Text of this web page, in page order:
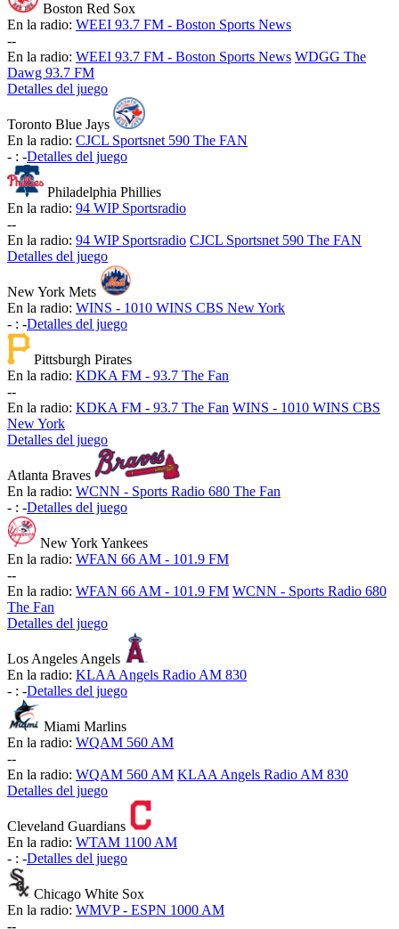
Boston Red Sox
En la radio: WEEI 93.7 FM - Boston Sports News
--
En la radio: WEEI 93.7 FM - Boston Sports News WDGG The
Dawg 93.7 FM
Detalles del juego
Toronto Blue Jays
En la radio: CJCL Sportsnet 590 The FAN
- : -Detalles del juego
Philadelphia Phillies
En la radio: 94 WIP Sportsradio
--
En la radio: 94 WIP Sportsradio CJCL Sportsnet 590 The FAN
Detalles del juego
New York Mets
En la radio: WINS - 1010 WINS CBS New York
- : -Detalles del juego
Pittsburgh Pirates
En la radio: KDKA FM - 93.7 The Fan
--
En la radio: KDKA FM - 93.7 The Fan WINS - 1010 WINS CBS
New York
Detalles del juego
Atlanta Braves
En la radio: WCNN - Sports Radio 680 The Fan
- : -Detalles del juego
New York Yankees
En la radio: WFAN 66 AM - 101.9 FM
--
En la radio: WFAN 66 AM - 101.9 FM WCNN - Sports Radio 680
The Fan
Detalles del juego
Los Angeles Angels
En la radio: KLAA Angels Radio AM 830
- : -Detalles del juego
Miami Marlins
En la radio: WQAM 560 AM
--
En la radio: WQAM 560 AM KLAA Angels Radio AM 830
Detalles del juego
Cleveland Guardians
En la radio: WTAM 1100 AM
- : -Detalles del juego
Chicago White Sox
En la radio: WMVP - ESPN 1000 AM